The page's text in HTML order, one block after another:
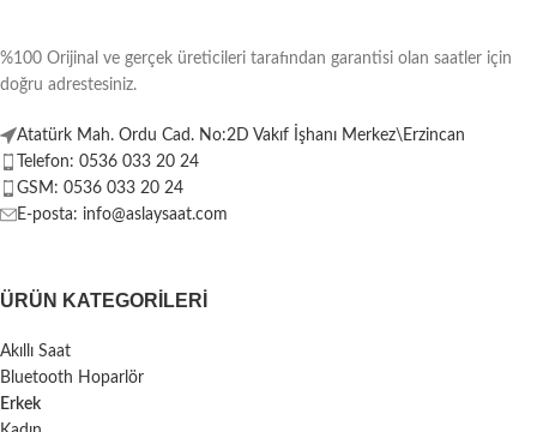
%100 Orijinal ve gerçek üreticileri tarafından garantisi olan saatler için
doğru adrestesiniz.
Atatürk Mah. Ordu Cad. No:2D Vakıf İşhanı Merkez\Erzincan
Telefon: 0536 033 20 24
GSM: 0536 033 20 24
E-posta: info@aslaysaat.com
ÜRÜN KATEGORILERI
Akıllı Saat
Bluetooth Hoparlör
Erkek